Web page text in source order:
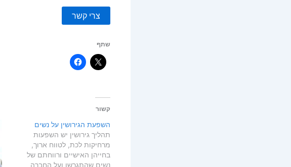
צרי קשר
שתף
קשור
השפעת הגירושין על נשים
תהליך גירושין יש השפעות
מרחיקות לכת, לטווח ארוך,
בחייהן האישיים ורווחתם של
נשים שהתגרשו ועל החברה